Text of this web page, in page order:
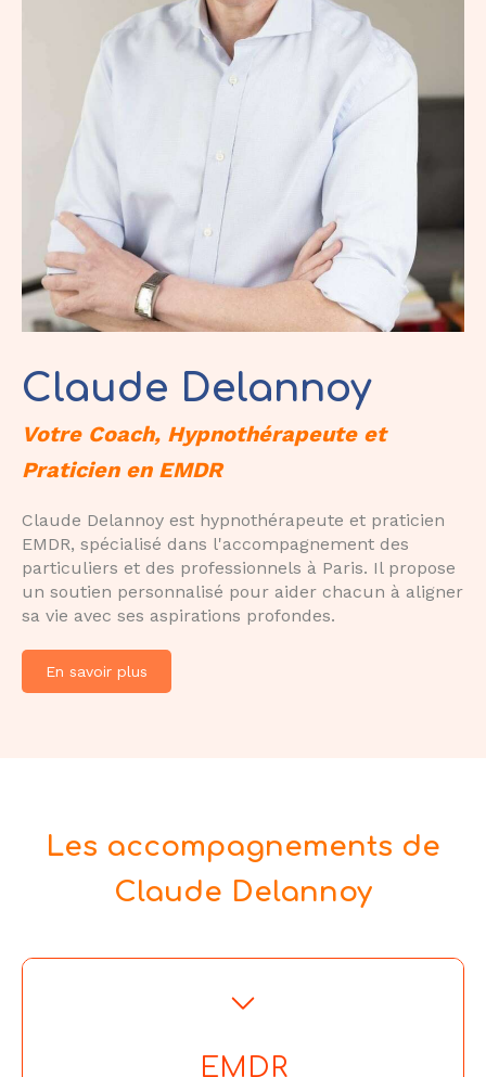
Claude Delannoy
Votre Coach, Hypnothérapeute et
Praticien en EMDR
Claude Delannoy est hypnothérapeute et praticien
EMDR, spécialisé dans l'accompagnement des
particuliers et des professionnels à Paris. Il propose
un soutien personnalisé pour aider chacun à aligner
sa vie avec ses aspirations profondes.
En savoir plus
Les accompagnements de
Claude Delannoy
EMDR